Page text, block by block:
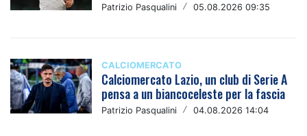
Patrizio Pasqualini / 05.08.2026 09:35
CALCIOMERCATO
Calciomercato Lazio, un club di Serie A
pensa a un biancoceleste per la fascia
Patrizio Pasqualini / 04.08.2026 14:04